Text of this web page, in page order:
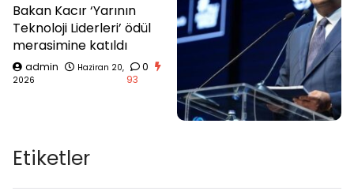
Bakan Kacır ‘Yarının
Teknoloji Liderleri’ ödül
merasimine katıldı
admin
Haziran 20,
2026
0
93
Etiketler